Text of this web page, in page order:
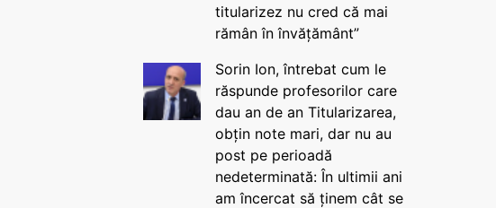
titularizez nu cred că mai
rămân în învățământ”
Sorin Ion, întrebat cum le
răspunde profesorilor care
dau an de an Titularizarea,
obțin note mari, dar nu au
post pe perioadă
nedeterminată: În ultimii ani
am încercat să ținem cât se